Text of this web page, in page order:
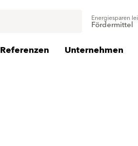
Energiesparen
Fördermittel
Referenzen Unternehmen